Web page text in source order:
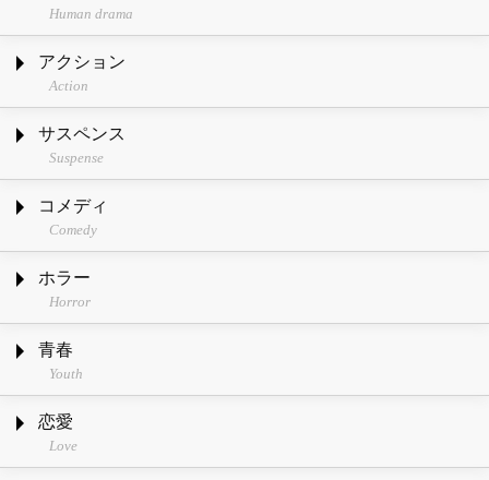
Human drama
アクション
Action
サスペンス
Suspense
コメディ
Comedy
ホラー
Horror
青春
Youth
恋愛
Love